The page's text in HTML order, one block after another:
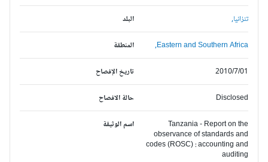
البلد تنزانيا,
المنطقة Eastern and Southern Africa,
تاريخ الإفصاح 2010/7/01
حالة الافصاح Disclosed
اسم الوثيقة
Tanzania - Report on the
observance of standards and
codes (ROSC) : accounting and
auditing